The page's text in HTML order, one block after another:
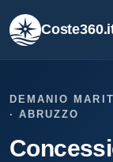
DEMANIO
· ABRUZZO